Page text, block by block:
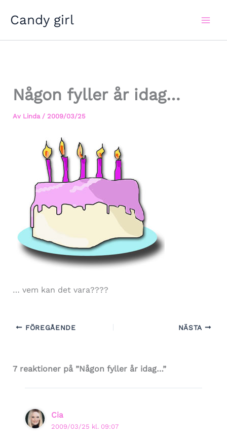
Candy girl
Någon fyller år idag…
Av Linda / 2009/03/25
… vem kan det vara????
FÖREGÅENDE NÄSTA
7 reaktioner på ”Någon fyller år idag…”
Cia
2009/03/25 kl. 09:07